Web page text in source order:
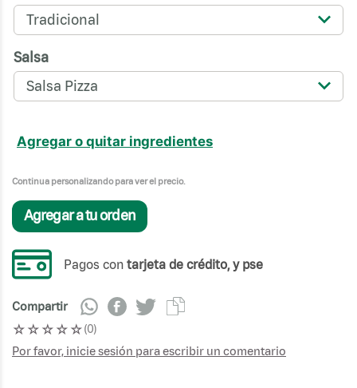
Tradicional
Salsa
Salsa Pizza
Agregar o quitar ingredientes
Continua personalizando para ver el precio.
Agregar a tu orden
Pagos con tarjeta de crédito, y pse
Compartir
☆ ☆ ☆ ☆ ☆(0)
Por favor, inicie sesión para escribir un comentario